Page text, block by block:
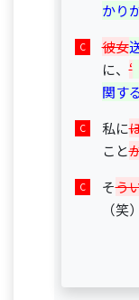
かり
彼女
に、‘
関す
私に
こと
そう
（笑）